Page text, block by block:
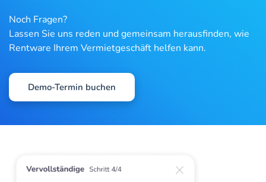
Noch Fragen?
Lassen Sie uns reden und gemeinsam herausfinden, wie
Rentware Ihrem Vermietgeschäft helfen kann.
Demo-Termin buchen